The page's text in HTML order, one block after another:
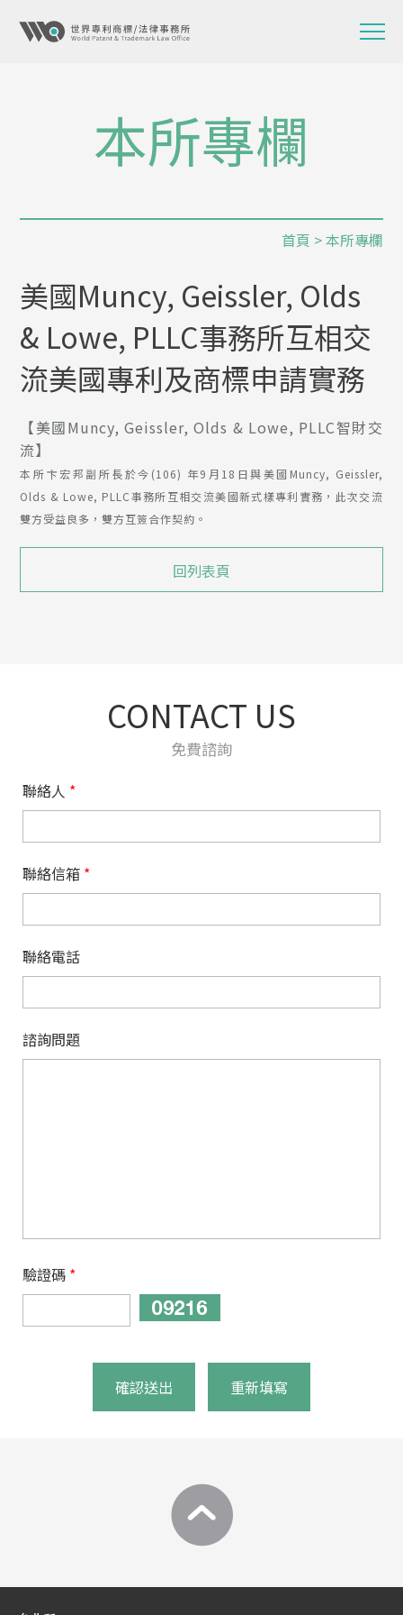
本所專欄
首頁 >本所專欄
美國Muncy, Geissler, Olds
& Lowe, PLLC事務所互相交
流美國專利及商標申請實務
【美國Muncy, Geissler, Olds & Lowe, PLLC智財交
流】
本所卞宏邦副所長於今(106) 年9月18日與美國Muncy, Geissler,
Olds & Lowe, PLLC事務所互相交流美國新式樣專利實務，此次交流
雙方受益良多，雙方互簽合作契約。
回列表頁
CONTACT US
免費諮詢
聯絡人 *
聯絡信箱 *
聯絡電話
諮詢問題
驗證碼 *
確認送出 重新填寫